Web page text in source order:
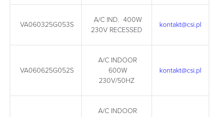
VA060325G053S
A/C IND. 400W
230V RECESSED
kontakt@csi.pl
VA060625G052S
A/C INDOOR
600W
230V/50HZ
kontakt@csi.pl
A/C INDOOR